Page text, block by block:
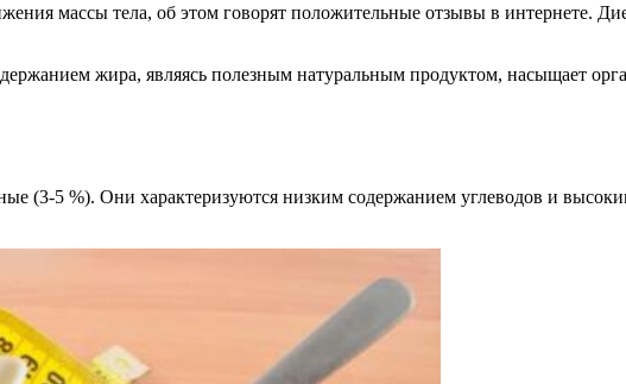
массы тела, об этом говорят положительные отзывы в интернете.
жира, являясь полезным натуральным продуктом, насыщает
(3-5 %). Они характеризуются низким содержанием углеводов и